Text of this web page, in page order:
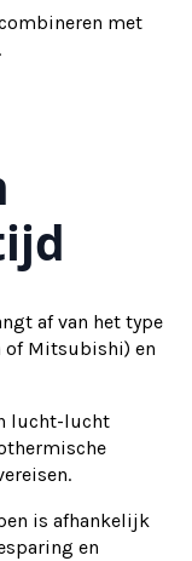
met
af van het type
of Mitsubishi) en
lucht-lucht
is afhankelijk
en